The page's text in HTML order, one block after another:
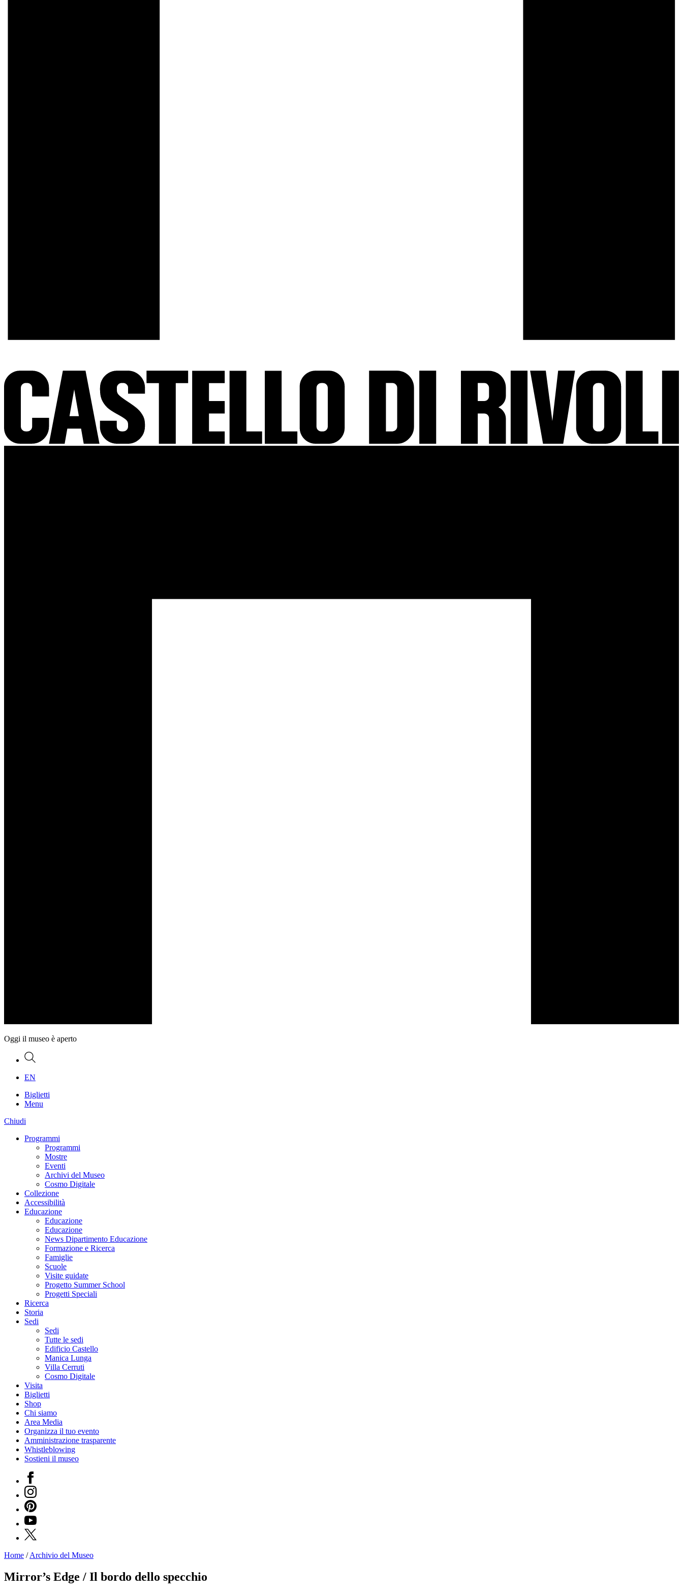
Oggi il museo è aperto
Ricerca
EN
Biglietti
Menu
Chiudi
Programmi
Programmi
Mostre
Eventi
Archivi del Museo
Cosmo Digitale
Collezione
Accessibilità
Educazione
Educazione
Educazione
News Dipartimento Educazione
Formazione e Ricerca
Famiglie
Scuole
Visite guidate
Progetto Summer School
Progetti Speciali
Ricerca
Storia
Sedi
Sedi
Tutte le sedi
Edificio Castello
Manica Lunga
Villa Cerruti
Cosmo Digitale
Visita
Biglietti
Shop
Chi siamo
Area Media
Organizza il tuo evento
Amministrazione trasparente
Whistleblowing
Sostieni il museo
Facebook
Instagram
Pinterest
YouTube
X
Mostre
Eventi
Home /Archivio del Museo
Mirror’s Edge / Il bordo dello specchio